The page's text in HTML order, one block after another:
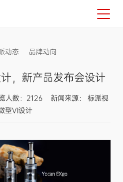
动态 品牌动向
，新产品发布会设计
数：2126 新闻来源： 标派视
型VI设计